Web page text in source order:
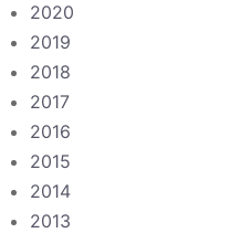
2020
2019
2018
2017
2016
2015
2014
2013